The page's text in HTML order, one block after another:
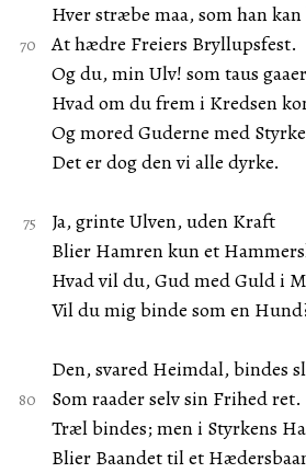
Hver stræbe maa, som han
At hædre Freiers Bryllupsfest.
Og du, min Ulv! som taus
Hvad om du frem i Kredsen
Og mored Guderne med
Det er dog den vi alle dyrke.
Ja, grinte Ulven, uden Kraft
Blier Hamren kun et
Hvad vil du, Gud med Guld i
Vil du mig binde som en
Den, svared Heimdal, bindes
Som raader selv sin Frihed ret.
Træl bindes; men i Styrkens
Blier Baandet til et